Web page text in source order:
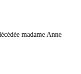
madame Anne